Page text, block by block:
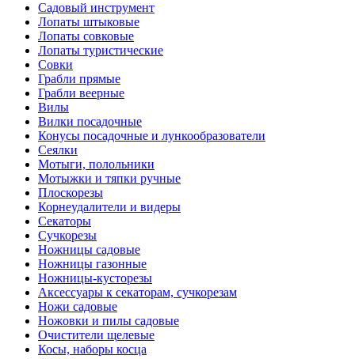
Садовый инструмент
Лопаты штыковые
Лопаты совковые
Лопаты туристические
Совки
Грабли прямые
Грабли веерные
Вилы
Вилки посадочные
Конусы посадочные и лункообразователи
Сеялки
Мотыги, полольники
Мотыжки и тяпки ручные
Плоскорезы
Корнеудалители и видеры
Секаторы
Сучкорезы
Ножницы садовые
Ножницы газонные
Ножницы-кусторезы
Аксессуары к секаторам, сучкорезам
Ножи садовые
Ножовки и пилы садовые
Очистители щелевые
Косы, наборы косца